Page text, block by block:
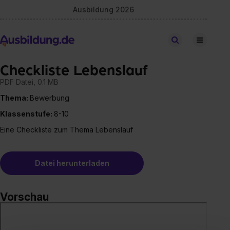
Ausbildung 2026
Stellen finden
Checkliste Lebenslauf
PDF Datei, 0.1 MB
Thema: Bewerbung
Klassenstufe: 8-10
Eine Checkliste zum Thema Lebenslauf
Datei herunterladen
Vorschau